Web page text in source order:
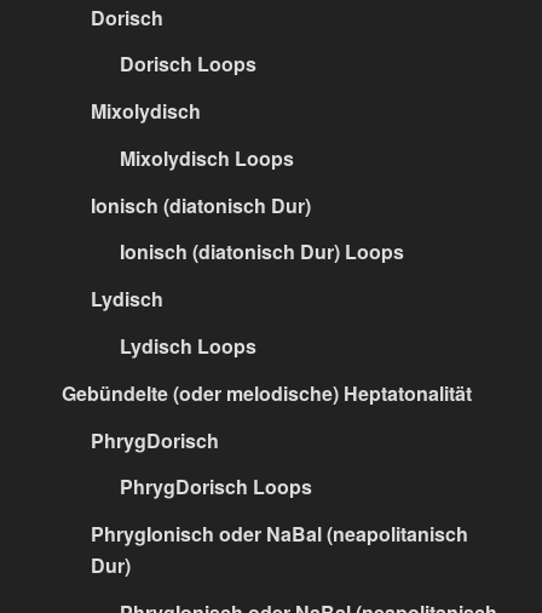
Dorisch
Dorisch Loops
Mixolydisch
Mixolydisch Loops
Ionisch (diatonisch Dur)
Ionisch (diatonisch Dur) Loops
Lydisch
Lydisch Loops
Gebündelte (oder melodische) Heptatonalität
PhrygDorisch
PhrygDorisch Loops
PhrygIonisch oder NaBal (neapolitanisch
Dur)